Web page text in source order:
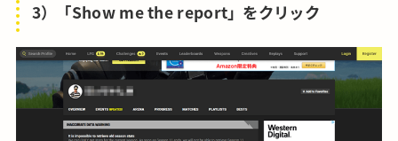
3）「Show me the report」をクリック